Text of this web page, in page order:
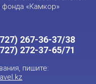
фонда «Камкор»
267-36-37/38
272-37-65/71
пишите: